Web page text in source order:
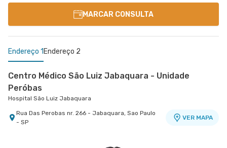
MARCAR CONSULTA
Endereço 1 Endereço 2
Centro Médico São Luiz Jabaquara - Unidade
Peróbas
Hospital São Luiz Jabaquara
Rua Das Perobas nr. 266 - Jabaquara, Sao Paulo
- SP
VER MAPA